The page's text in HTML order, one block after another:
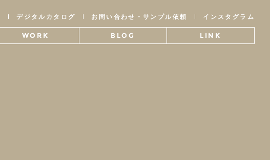
デジタルカタログ お問い合わせ・サンプル依頼 インスタグラム
WORK BLOG LINK